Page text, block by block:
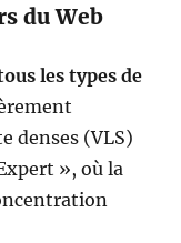
du Web
les types de
denses (VLS)
», où la